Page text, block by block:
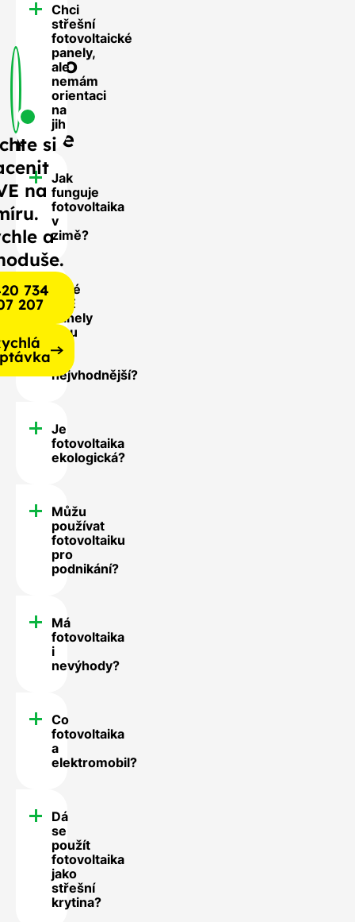
FAQ
-
Často
se
nás
ptáte
Chci
střešní
fotovoltaické
panely,
ale
nemám
orientaci
na
jih
Jak
funguje
fotovoltaika
v
zimě?
Jaké
FVE
panely
jsou
pro
nejvhodnější?
Je
fotovoltaika
ekologická?
Můžu
používat
fotovoltaiku
pro
podnikání?
Má
fotovoltaika
i
nevýhody?
Co
fotovoltaika
a
elektromobil?
Dá
se
použít
fotovoltaika
jako
střešní
krytina?
si
na
a
734
207